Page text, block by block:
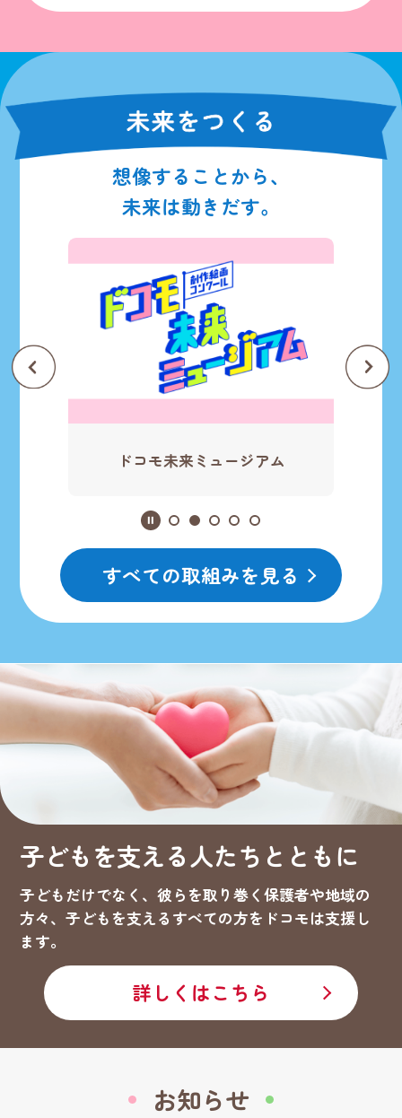
想像することから、
未来は動きだす。
ドコモ未来ミュージアム
すべての取組みを見る
子どもを支える人たちとともに
子どもだけでなく、彼らを取り巻く保護者や地域の
方々、子どもを支えるすべての方をドコモは支援し
ます。
詳しくはこちら
お知らせ